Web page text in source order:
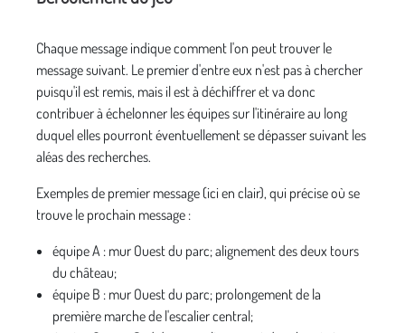
Chaque message indique comment l'on peut trouver le
message suivant. Le premier d'entre eux n'est pas à chercher
puisqu'il est remis, mais il est à déchiffrer et va donc
contribuer à échelonner les équipes sur l'itinéraire au long
duquel elles pourront éventuellement se dépasser suivant les
aléas des recherches.
Exemples de premier message (ici en clair), qui précise où se
trouve le prochain message :
équipe A : mur Ouest du parc; alignement des deux tours
du château;
équipe B : mur Ouest du parc; prolongement de la
première marche de l'escalier central;